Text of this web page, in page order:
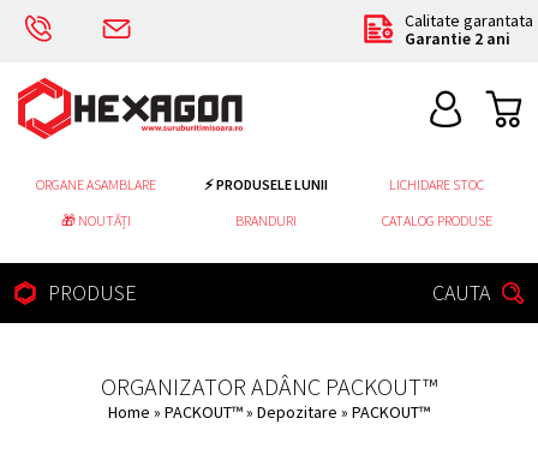
Calitate garantata
Garantie 2 ani
ORGANE ASAMBLARE ⚡ PRODUSELE LUNII
LICHIDARE STOC
🎁 NOUTĂȚI
BRANDURI CATALOG PRODUSE
PRODUSE CAUTA
ORGANIZATOR ADÂNC PACKOUT™
Home » PACKOUT™» Depozitare » PACKOUT™